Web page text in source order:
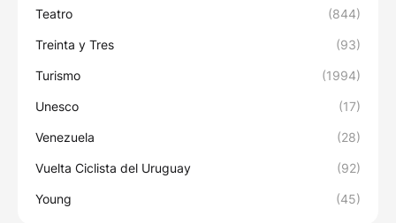
Teatro (844)
Treinta y Tres (93)
Turismo (1994)
Unesco (17)
Venezuela (28)
Vuelta Ciclista del Uruguay (92)
Young (45)